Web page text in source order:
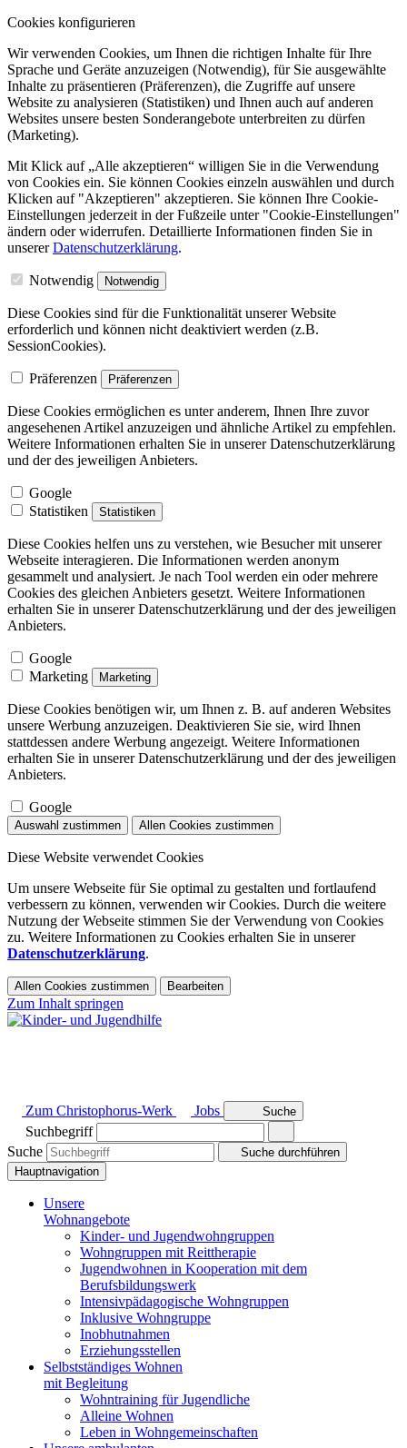
Cookies konfigurieren
Wir verwenden Cookies, um Ihnen die richtigen Inhalte für Ihre
Sprache und Geräte anzuzeigen (Notwendig), für Sie ausgewählte
Inhalte zu präsentieren (Präferenzen), die Zugriffe auf unsere
Website zu analysieren (Statistiken) und Ihnen auch auf anderen
Websites unsere besten Sonderangebote unterbreiten zu dürfen
(Marketing).
Mit Klick auf „Alle akzeptieren“ willigen Sie in die Verwendung
von Cookies ein. Sie können Cookies einzeln auswählen und durch
Klicken auf "Akzeptieren" akzeptieren. Sie können Ihre Cookie-
Einstellungen jederzeit in der Fußzeile unter "Cookie-Einstellungen"
ändern oder widerrufen. Detaillierte Informationen finden Sie in
unsererDatenschutzerklärung.
Notwendig Notwendig
Diese Cookies sind für die Funktionalität unserer Website
erforderlich und können nicht deaktiviert werden (z.B.
SessionCookies).
Präferenzen Präferenzen
Diese Cookies ermöglichen es unter anderem, Ihnen Ihre zuvor
angesehenen Artikel anzuzeigen und ähnliche Artikel zu empfehlen.
Weitere Informationen erhalten Sie in unserer Datenschutzerklärung
und der des jeweiligen Anbieters.
Google
Statistiken
Statistiken
Diese Cookies helfen uns zu verstehen, wie Besucher mit unserer
Webseite interagieren. Die Informationen werden anonym
gesammelt und analysiert. Je nach Tool werden ein oder mehrere
Cookies des gleichen Anbieters gesetzt. Weitere Informationen
erhalten Sie in unserer Datenschutzerklärung und der des jeweiligen
Anbieters.
Google
Marketing
Marketing
Diese Cookies benötigen wir, um Ihnen z. B. auf anderen Websites
unsere Werbung anzuzeigen. Deaktivieren Sie sie, wird Ihnen
stattdessen andere Werbung angezeigt. Weitere Informationen
erhalten Sie in unserer Datenschutzerklärung und der des jeweiligen
Anbieters.
Google
Auswahl zustimmen Allen Cookies zustimmen
Diese Website verwendet Cookies
Um unsere Webseite für Sie optimal zu gestalten und fortlaufend
verbessern zu können, verwenden wir Cookies. Durch die weitere
Nutzung der Webseite stimmen Sie der Verwendung von Cookies
zu. Weitere Informationen zu Cookies erhalten Sie in unserer
Datenschutzerklärung.
Allen Cookies zustimmen Bearbeiten
Zum Inhalt springen
Zum Christophorus-Werk Jobs Suche
Suchbegriff
Suche
Suche durchführen
Hauptnavigation
Unsere
Wohnangebote
Kinder- und Jugendwohngruppen
Wohngruppen mit Reittherapie
Jugendwohnen in Kooperation mit dem
Berufsbildungswerk
Intensivpädagogische Wohngruppen
Inklusive Wohngruppe
Inobhutnahmen
Erziehungsstellen
Selbstständiges Wohnen
mit Begleitung
Wohntraining für Jugendliche
Alleine Wohnen
Leben in Wohngemeinschaften